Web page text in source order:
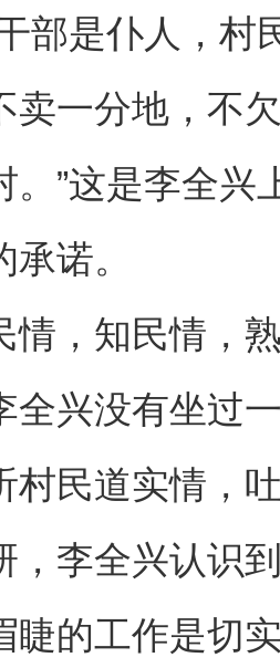
是仆人，村
卖一分地，不
。”这是李全
诺。
知民情，熟
全兴没有坐过
村民道实情，
，李全兴认识
睫的工作是切